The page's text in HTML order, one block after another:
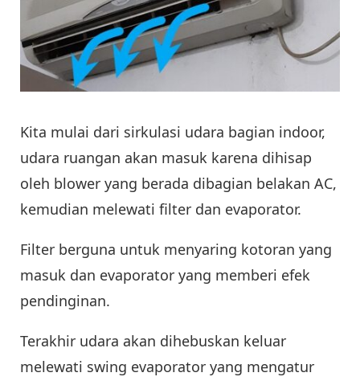
Kita mulai dari sirkulasi udara bagian indoor,
udara ruangan akan masuk karena dihisap
oleh blower yang berada dibagian belakan AC,
kemudian melewati filter dan evaporator.
Filter berguna untuk menyaring kotoran yang
masuk dan evaporator yang memberi efek
pendinginan.
Terakhir udara akan dihebuskan keluar
melewati swing evaporator yang mengatur